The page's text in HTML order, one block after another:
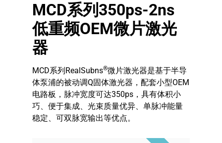
MCD系列350ps-2ns
低重频OEM微片激光
器
MCD系列RealSubns®微片激光器是基于半导
体泵浦的被动调Q固体激光器，配套小型OEM
电路板，脉冲宽度可达350ps，具有体积小
巧、便于集成、光束质量优异、单脉冲能量
稳定、可双脉宽输出等优点。